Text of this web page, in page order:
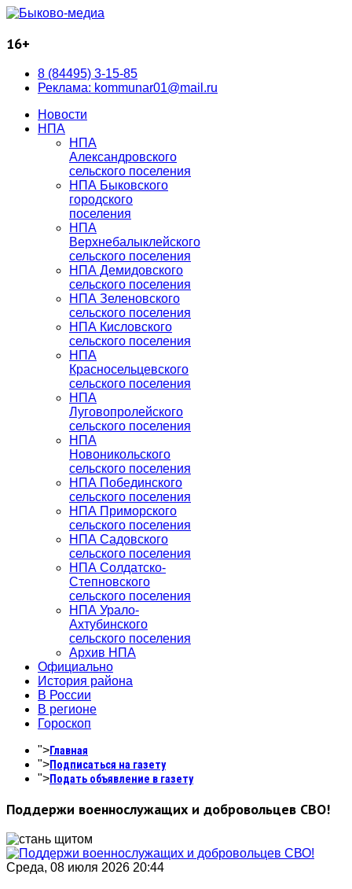
16+
8 (84495) 3-15-85
Реклама: kommunar01@mail.ru
Новости
НПА
НПА
Александровского
сельского поселения
НПА Быковского
городского
поселения
НПА
Верхнебалыклейского
сельского поселения
НПА Демидовского
сельского поселения
НПА Зеленовского
сельского поселения
НПА Кисловского
сельского поселения
НПА
Красносельцевского
сельского поселения
НПА
Луговопролейского
сельского поселения
НПА
Новоникольского
сельского поселения
НПА Побединского
сельского поселения
НПА Приморского
сельского поселения
НПА Садовского
сельского поселения
НПА Солдатско-
Степновского
сельского поселения
НПА Урало-
Ахтубинского
сельского поселения
Архив НПА
Официально
История района
В России
В регионе
Гороскоп
">Главная
">Подписаться на газету
">Подать объявление в газету
Поддержи военнослужащих и добровольцев СВО!
Среда, 08 июля 2026 20:44